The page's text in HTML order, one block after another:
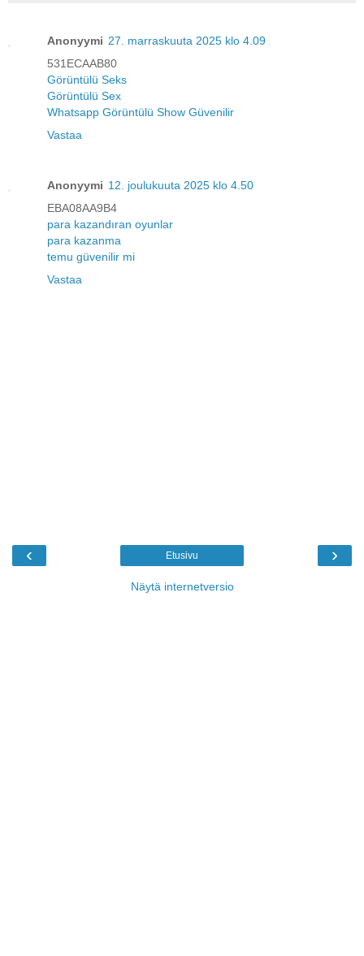
Anonyymi 27. marraskuuta 2025 klo 4.09
531ECAAB80
Görüntülü Seks
Görüntülü Sex
Whatsapp Görüntülü Show Güvenilir
Vastaa
Anonyymi 12. joulukuuta 2025 klo 4.50
EBA08AA9B4
para kazandıran oyunlar
para kazanma
temu güvenilir mi
Vastaa
‹ ›
Etusivu
Näytä internetversio